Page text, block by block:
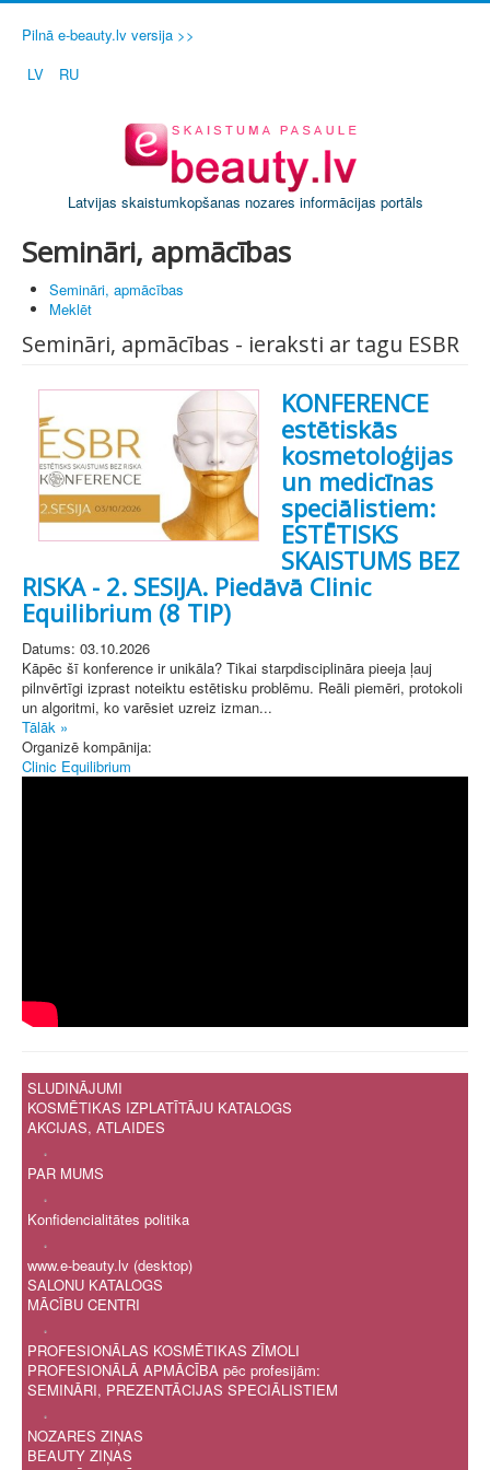
Pilnā e-beauty.lv versija >>
LV
RU
Latvijas skaistumkopšanas nozares informācijas portāls
Semināri, apmācības
Semināri, apmācības
Meklēt
Semināri, apmācības - ieraksti ar tagu ESBR
KONFERENCE
estētiskās
kosmetoloģijas
un medicīnas
speciālistiem:
ESTĒTISKS
SKAISTUMS BEZ
RISKA - 2. SESIJA. Piedāvā Clinic
Equilibrium (8 TIP)
Datums: 03.10.2026
Kāpēc šī konference ir unikāla? Tikai starpdisciplināra pieeja ļauj
pilnvērtīgi izprast noteiktu estētisku problēmu. Reāli piemēri, protokoli
un algoritmi, ko varēsiet uzreiz izman...
Tālāk »
Organizē kompānija:
Clinic Equilibrium
SLUDINĀJUMI
KOSMĒTIKAS IZPLATĪTĀJU KATALOGS
AKCIJAS, ATLAIDES
.
PAR MUMS
.
Konfidencialitātes politika
.
www.e-beauty.lv (desktop)
SALONU KATALOGS
MĀCĪBU CENTRI
.
PROFESIONĀLAS KOSMĒTIKAS ZĪMOLI
PROFESIONĀLĀ APMĀCĪBA pēc profesijām:
SEMINĀRI, PREZENTĀCIJAS SPECIĀLISTIEM
.
NOZARES ZIŅAS
BEAUTY ZIŅAS